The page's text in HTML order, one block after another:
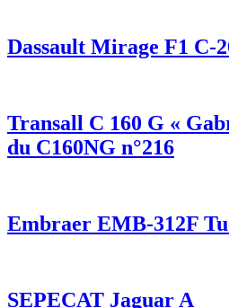
Dassault Mirage F1 C-
Transall C 160 G «
du C160NG n°216
Embraer EMB-312F
SEPECAT Jaguar A